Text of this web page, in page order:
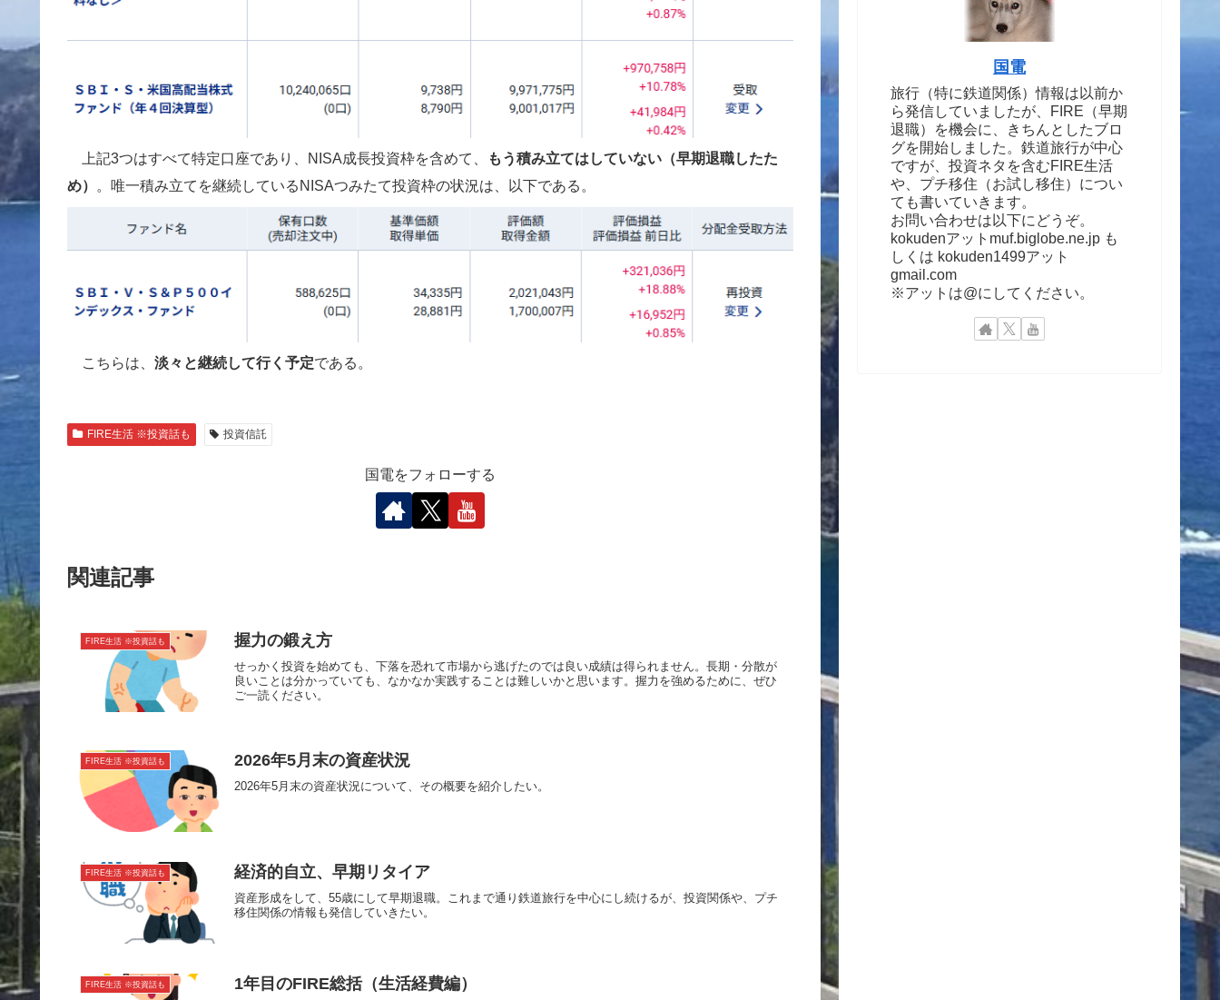
上記3つはすべて特定口座であり、NISA成長投資枠を含めて、
もう積み立てはしていない（早期退職したた
め）
。唯一積み立てを継続しているNISAつみたて投資枠の状況は、以下である。
こちらは、 淡々と継続して行く予定である。
FIRE生活 ※投資話も 投資信託
国電をフォローする
関連記事
FIRE生活 ※投資話も 握力の鍛え方
せっかく投資を始めても、下落を恐れて市場から逃げたのでは良い成績は得られません。長期・分散が
良いことは分かっていても、なかなか実践することは難しいかと思います。握力を強めるために、ぜひ
ご一読ください。
FIRE生活 ※投資話も 2026年5月末の資産状況
2026年5月末の資産状況について、その概要を紹介したい。
FIRE生活 ※投資話も 経済的自立、早期リタイア
資産形成をして、55歳にして早期退職。これまで通り鉄道旅行を中心にし続けるが、投資関係や、プチ
移住関係の情報も発信していきたい。
FIRE生活 ※投資話も 1年目のFIRE総括（生活経費編）
国電
旅行（特に鉄道関係）情報は以前か
ら発信していましたが、FIRE（早期
退職）を機会に、きちんとしたブロ
グを開始しました。鉄道旅行が中心
ですが、投資ネタを含むFIRE生活
や、プチ移住（お試し移住）につい
ても書いていきます。
お問い合わせは以下にどうぞ。
kokudenアットmuf.biglobe.ne.jp も
しくは kokuden1499アット
gmail.com
※アットは@にしてください。